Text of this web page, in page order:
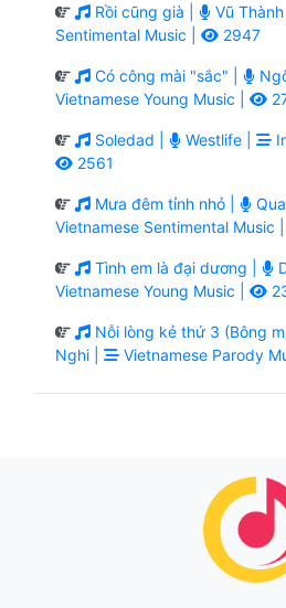
Rồi cũng già | Vũ Thành
Sentimental Music |
2947
Có công mài "sắc" |
Vietnamese Young Music |
Soledad | Westlife |
2561
Mưa đêm tỉnh nhỏ |
Vietnamese Sentimental Music |
Tình em là đại dương |
Vietnamese Young Music |
Nỗi lòng kẻ thứ 3 (Bông
Nghi |
Vietnamese Parody